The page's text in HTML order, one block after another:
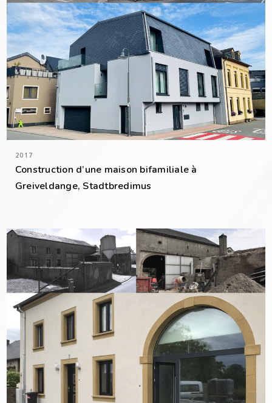
2017
Construction d’une maison bifamiliale à
Greiveldange, Stadtbredimus